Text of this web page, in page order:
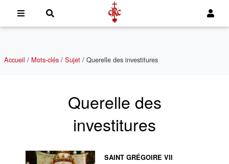
Accueil / Mots-clés / Sujet / Querelle des investitures
Querelle des
investitures
SAINT GRÉGOIRE VII